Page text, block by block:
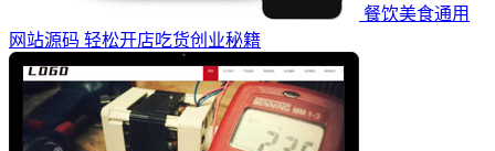
餐饮美食通用
网站源码 轻松开店吃货创业秘籍